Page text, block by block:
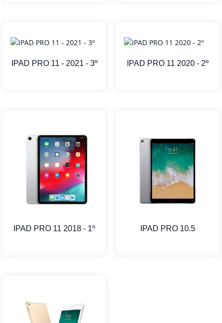
IPAD PRO 11 - 2021 - 3º IPAD PRO 11 2020 - 2º
IPAD PRO 11 2018 - 1º IPAD PRO 10.5